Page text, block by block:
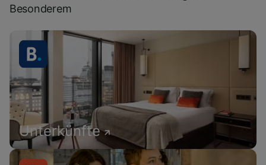
Besonderem
Unterkünfte